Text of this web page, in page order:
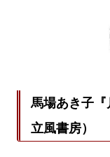
詩歌文学館
馬場あき子
立風書房）